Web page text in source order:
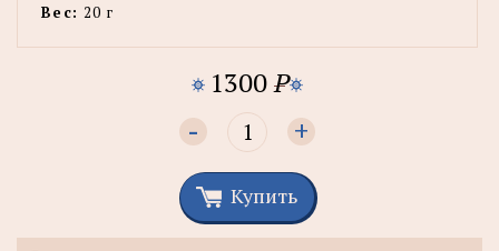
Вес: 20 г
1300P
- +
Купить